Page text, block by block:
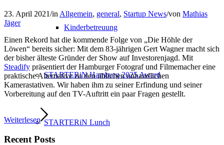
Kinderbetreuung
STARTERiN Hamburg 2025 Award
STARTERiN Lunch
23. April 2021/in Allgemein, general, Startup News/von Mathias
Jäger
Einen Rekord hat die kommende Folge von „Die Höhle der
Löwen“ bereits sicher: Mit dem 83-jährigen Gert Wagner macht sich
der bisher älteste Gründer der Show auf Investorenjagd. Mit
Steadify präsentiert der Hamburger Fotograf und Filmemacher eine
praktische Alternative zu den üblichen unhandlichen
Kamerastativen. Wir haben ihm zu seiner Erfindung und seiner
Vorbereitung auf den TV-Auftritt ein paar Fragen gestellt.
Weiterlesen
Recent Posts